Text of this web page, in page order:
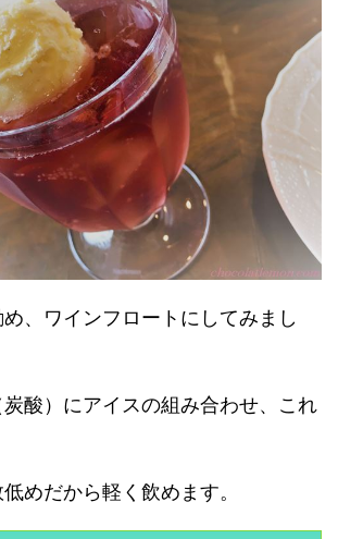
、ワインフロートにしてみまし
酸）にアイスの組み合わせ、これ
めだから軽く飲めます。